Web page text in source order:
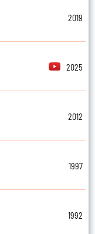
2019
2025
2012
1997
1992